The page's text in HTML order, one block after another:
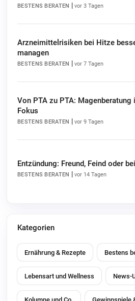
BESTENS BERATEN | vor 3 Tagen
Arzneimittelrisiken bei Hitze
managen
BESTENS BERATEN | vor 7 Tagen
Von PTA zu PTA: Magenberatung
Fokus
BESTENS BERATEN | vor 9 Tagen
Entzündung: Freund, Feind oder
BESTENS BERATEN | vor 14 Tagen
Kategorien
Ernährung & Rezepte Bestens
Lebensart und Wellness News-